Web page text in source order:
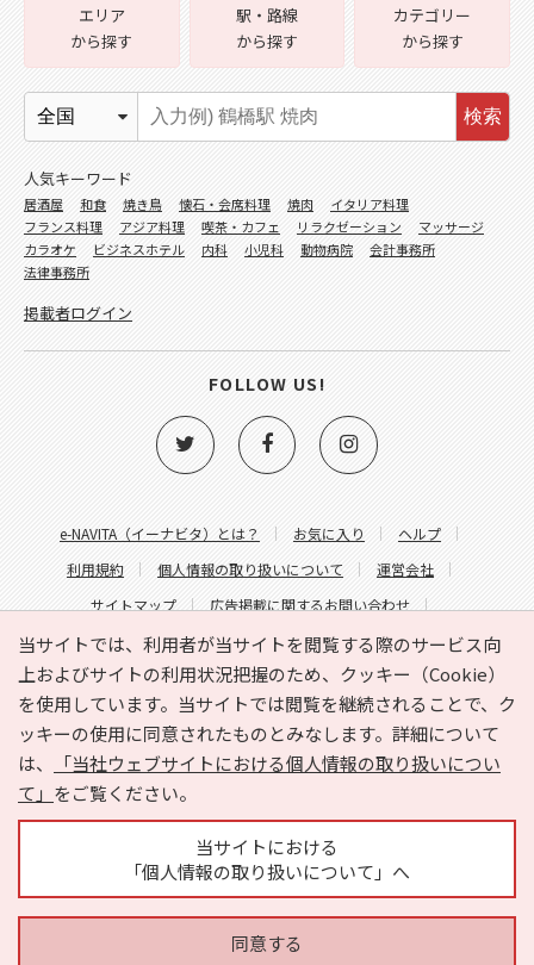
当サイトでは、利用者が当サイトを閲覧する際のサービス向
上およびサイトの利用状況把握のため、クッキー（Cookie）
を使用しています。当サイトでは閲覧を継続されることで、ク
ッキーの使用に同意されたものとみなします。詳細について
は、
「当社ウェブサイトにおける個人情報の取り扱いについ
て」 をご覧ください。
当サイトにおける
「個人情報の取り扱いについて」へ
同意する
e-NAVITA（イーナビタ）とは？ お気に入り
ヘルプ
利用規約
個人情報の取り扱いについて
運営会社
サイトマップ
広告掲載に関するお問い合わせ
サイトの内容に関するお問い合わせ
エリア
から探す
駅・路線
から探す
カテゴリー
から探す
検索
人気キーワード
居酒屋 和食 焼き鳥 懐石・会席料理 焼肉
イタリア料理
フランス料理
アジア料理 喫茶・カフェ リラクゼーション
マッサージ
カラオケ
ビジネスホテル 内科 小児科 動物病院
会計事務所
法律事務所
掲載者ログイン
FOLLOW US!
Copyright © HYOJITO.Co.,Ltd. All Rights Reserved.